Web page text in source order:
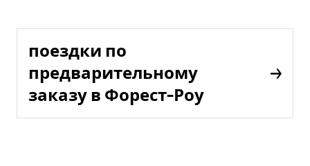
поездки по
предварительному
заказу в Форест-Роу